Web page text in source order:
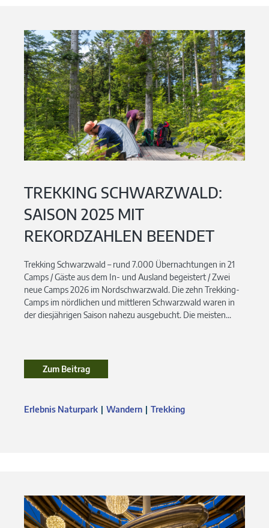
TREKKING SCHWARZWALD:
SAISON 2025 MIT
REKORDZAHLEN BEENDET
Trekking Schwarzwald – rund 7.000 Übernachtungen in 21
Camps / Gäste aus dem In- und Ausland begeistert / Zwei
neue Camps 2026 im Nordschwarzwald. Die zehn Trekking-
Camps im nördlichen und mittleren Schwarzwald waren in
der diesjährigen Saison nahezu ausgebucht. Die meisten...
Zum BeitragZum Beitrag
Erlebnis Naturpark Wandern Trekking